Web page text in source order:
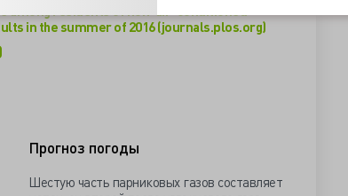
among residents of non-air-conditioned
in the summer of 2016 (journals.plos.org)
Прогноз погоды
Шестую часть парниковых газов составляет